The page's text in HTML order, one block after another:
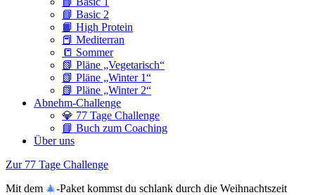
📘 Basic 2
📙 High Protein
📕 Mediterran
📒 Sommer
📗 Pläne „Vegetarisch“
📗 Pläne „Winter 1“
📗 Pläne „Winter 2“
Abnehm-Challenge
💎 77 Tage Challenge
📘 Buch zum Coaching
Über uns
Zur 77 Tage Challenge
Mit dem 🎄-Paket kommst du schlank durch die Weihnachtszeit